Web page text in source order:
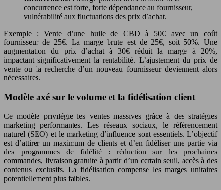
concurrence est forte, forte dépendance au fournisseur,
vulnérabilité aux fluctuations des prix d’achat.
Exemple : Vente d’une huile de CBD à 50€ avec un coût
fournisseur de 25€. La marge brute est de 25€, soit 50%. Une
augmentation du prix d’achat à 30€ réduit la marge à 20%,
impactant significativement la rentabilité. L’ajustement du prix de
vente ou la recherche d’un nouveau fournisseur deviennent alors
nécessaires.
Modèle axé sur le volume et la fidélisation client
Ce modèle privilégie les ventes massives grâce à des stratégies
marketing performantes. Les réseaux sociaux, le référencement
naturel (SEO) et le marketing d’influence sont essentiels. L’objectif
est d’attirer un maximum de clients et d’en fidéliser une partie via
des programmes de fidélité : réduction sur les prochaines
commandes, livraison gratuite à partir d’un certain seuil, accès à des
contenus exclusifs. La fidélisation compense les marges unitaires
potentiellement plus faibles.